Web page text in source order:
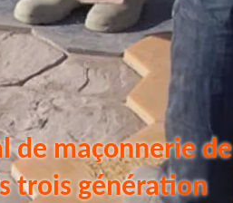
de maçonnerie de
trois génération